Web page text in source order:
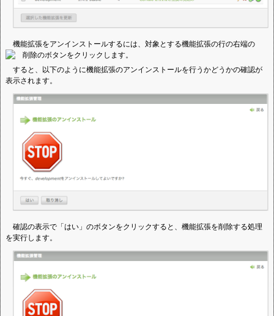
機能拡張をアンインストールするには、対象とする機能拡張の行の右端の
のボタンをクリックします。
すると、以下のように機能拡張のアンインストールを行うかどうかの確認が
表示されます。
確認の表示で「はい」のボタンをクリックすると、機能拡張を削除する処理
を実行します。